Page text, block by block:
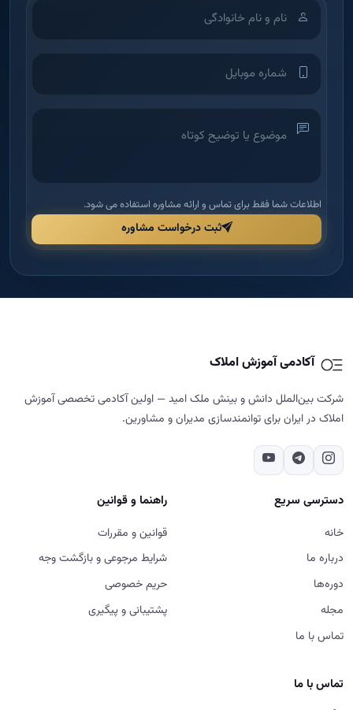
اطلاعات شما فقط برای تماس و ارائه مشاوره استفاده می شود.
ثبت درخواست مشاوره
آکادمی آموزش املاک
شرکت بین‌الملل دانش و بینش ملک امید — اولین آکادمی تخصصی آموزش
املاک در ایران برای توانمندسازی مدیران و مشاورین.
دسترسی سریع
خانه
درباره ما
دوره‌ها
مجله
تماس با ما
راهنما و قوانین
قوانین و مقررات
شرایط مرجوعی و بازگشت وجه
حریم خصوصی
پشتیبانی و پیگیری
تماس با ما